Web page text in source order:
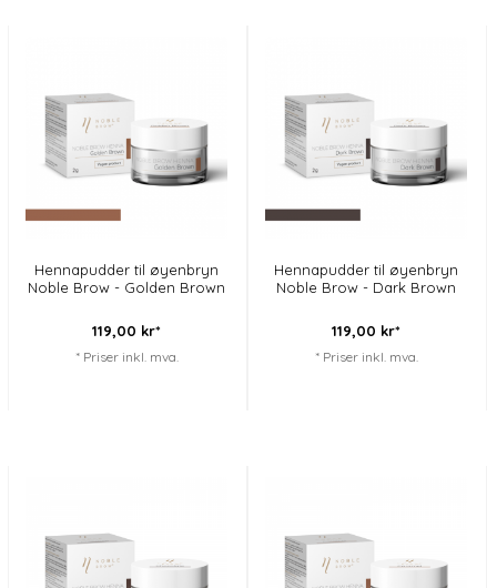
Hennapudder til øyenbryn
Noble Brow - Golden Brown
119,00 kr*
* Priser inkl. mva.
Hennapudder til øyenbryn
Noble Brow - Dark Brown
119,00 kr*
* Priser inkl. mva.